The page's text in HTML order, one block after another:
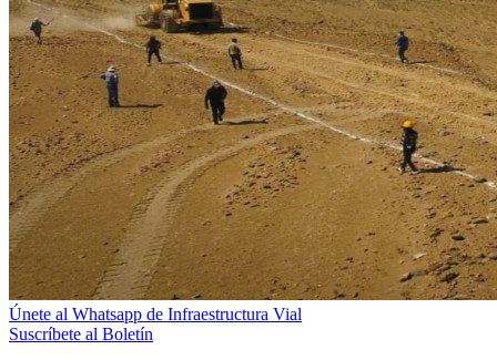
Únete al Whatsapp de Infraestructura Vial
Suscríbete al Boletín